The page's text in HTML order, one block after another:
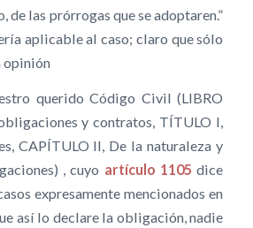
de las prórrogas que se adoptaren.”
aplicable al caso; claro que sólo
opinión
querido Código Civil (LIBRO
y contratos, TÍTULO I,
CAPÍTULO II, De la naturaleza y
, cuyo artículo 1105dice
expresamente mencionados en
así lo declare la obligación, nadie